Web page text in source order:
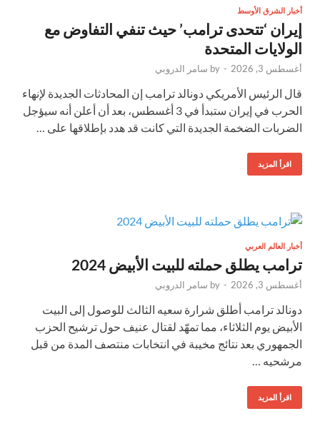
أخبار الشرق الأوسط
إيران ‘تتحدى ترامب’ حيث تنفي التفاوض مع
الولايات المتحدة
أغسطس 3, 2026 -
by سامر الدروبي
قال الرئيس الأمريكي دونالد ترامب إن المحادثات الجديدة لإنهاء
الحرب في إيران ستبدأ في 3 أغسطس، بعد أن أعلن أنه سيؤجل
الضربات الضخمة الجديدة التي كانت قد هدد بإطلاقها على …
اقرأ المزيد
أخبار العالم العربي
ترامب يطلق حملته للبيت الأبيض 2024
أغسطس 3, 2026 -
by سامر الدروبي
دونالد ترامب أطلق شرارة سعيه الثالث للوصول إلى البيت
الأبيض يوم الثلاثاء، مما تمهّد لقتال عنيف حول ترشيح الحزب
الجمهوري بعد نتائج مخيبة في انتخابات منتصف المدة من قبل
مرشحيه …
اقرأ المزيد